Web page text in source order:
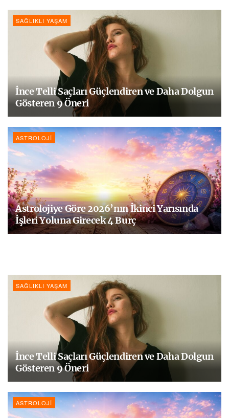
SAĞLIKLI YAŞAM
İnce Telli Saçları Güçlendiren ve Daha Dolgun
Gösteren 9 Öneri
ASTROLOJI
Astrolojiye Göre 2026’nın İkinci Yarısında
İşleri Yoluna Girecek 4 Burç
SAĞLIKLI YAŞAM
İnce Telli Saçları Güçlendiren ve Daha Dolgun
Gösteren 9 Öneri
ASTROLOJI